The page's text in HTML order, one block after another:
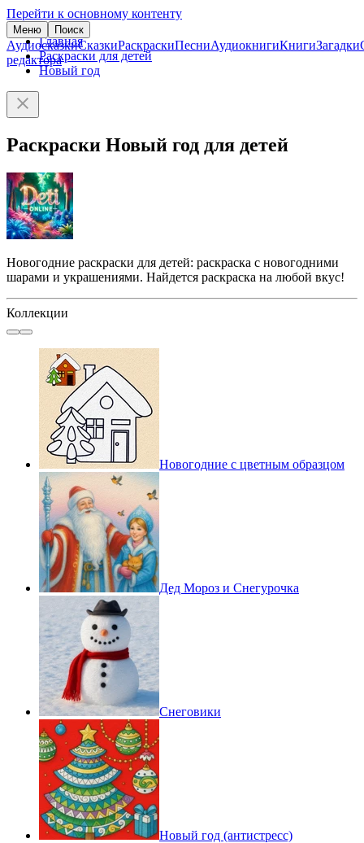
Перейти к основному контенту
Меню Поиск
АудиосказкиСказкиРаскраскиПесниАудиокнигиКнигиЗагадки
редактора
Главная
Раскраски для детей
Новый год
Раскраски Новый год для детей
Новогодние раскраски для детей: раскраска с новогодними
шарами и украшениями. Найдется раскраска на любой вкус!
Коллекции
Новогодние с цветным образцом
Дед Мороз и Снегурочка
Снеговики
Новый год (антистресс)